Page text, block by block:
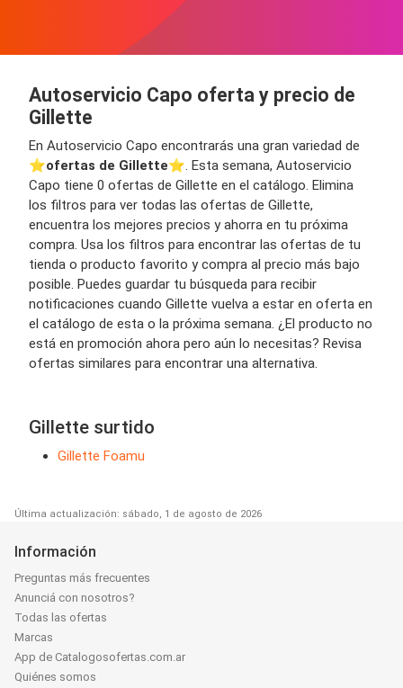
Autoservicio Capo oferta y precio de
Gillette
En Autoservicio Capo encontrarás una gran variedad de
⭐️ofertas de Gillette⭐️. Esta semana, Autoservicio
Capo tiene 0 ofertas de Gillette en el catálogo. Elimina
los filtros para ver todas las ofertas de Gillette,
encuentra los mejores precios y ahorra en tu próxima
compra. Usa los filtros para encontrar las ofertas de tu
tienda o producto favorito y compra al precio más bajo
posible. Puedes guardar tu búsqueda para recibir
notificaciones cuando Gillette vuelva a estar en oferta en
el catálogo de esta o la próxima semana. ¿El producto no
está en promoción ahora pero aún lo necesitas? Revisa
ofertas similares para encontrar una alternativa.
Gillette surtido
Gillette Foamu
Última actualización: sábado, 1 de agosto de 2026
Información
Preguntas más frecuentes
Anunciá con nosotros?
Todas las ofertas
Marcas
App de Catalogosofertas.com.ar
Quiénes somos